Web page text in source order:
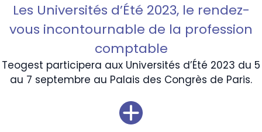
Les Universités d’Été 2023, le rendez-
vous incontournable de la profession
comptable
Teogest participera aux Universités d’Été 2023 du 5
au 7 septembre au Palais des Congrès de Paris.